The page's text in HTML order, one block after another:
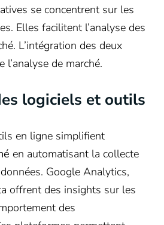
se concentrent sur les
Elles facilitent l’analyse des
L’intégration des deux
l’analyse de marché.
logiciels et outils
en ligne simplifient
en automatisant la collecte
Google Analytics,
offrent des insights sur les
des